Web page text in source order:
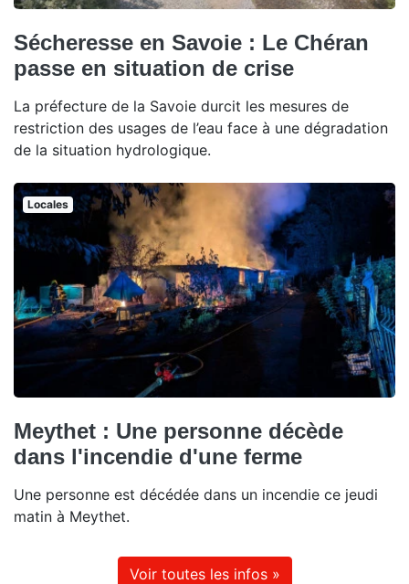
Sécheresse en Savoie : Le Chéran
passe en situation de crise
La préfecture de la Savoie durcit les mesures de
restriction des usages de l’eau face à une dégradation
de la situation hydrologique.
Locales
Meythet : Une personne décède
dans l'incendie d'une ferme
Une personne est décédée dans un incendie ce jeudi
matin à Meythet.
Voir toutes les infos »